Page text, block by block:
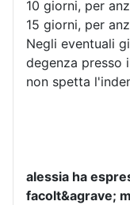
10 giorni, per
15 giorni, per
Negli eventuali
degenza presso
non spetta
alessia ha
facolt&agrave;